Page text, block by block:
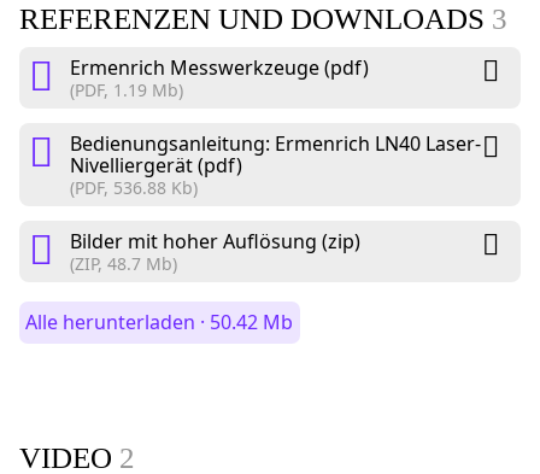
REFERENZEN UND DOWNLOADS 3
Ermenrich Messwerkzeuge (pdf)
(PDF, 1.19 Mb)
Bedienungsanleitung: Ermenrich LN40 Laser-
Nivelliergerät (pdf)
(PDF, 536.88 Kb)
Bilder mit hoher Auflösung (zip)
(ZIP, 48.7 Mb)
Alle herunterladen · 50.42 Mb
VIDEO 2